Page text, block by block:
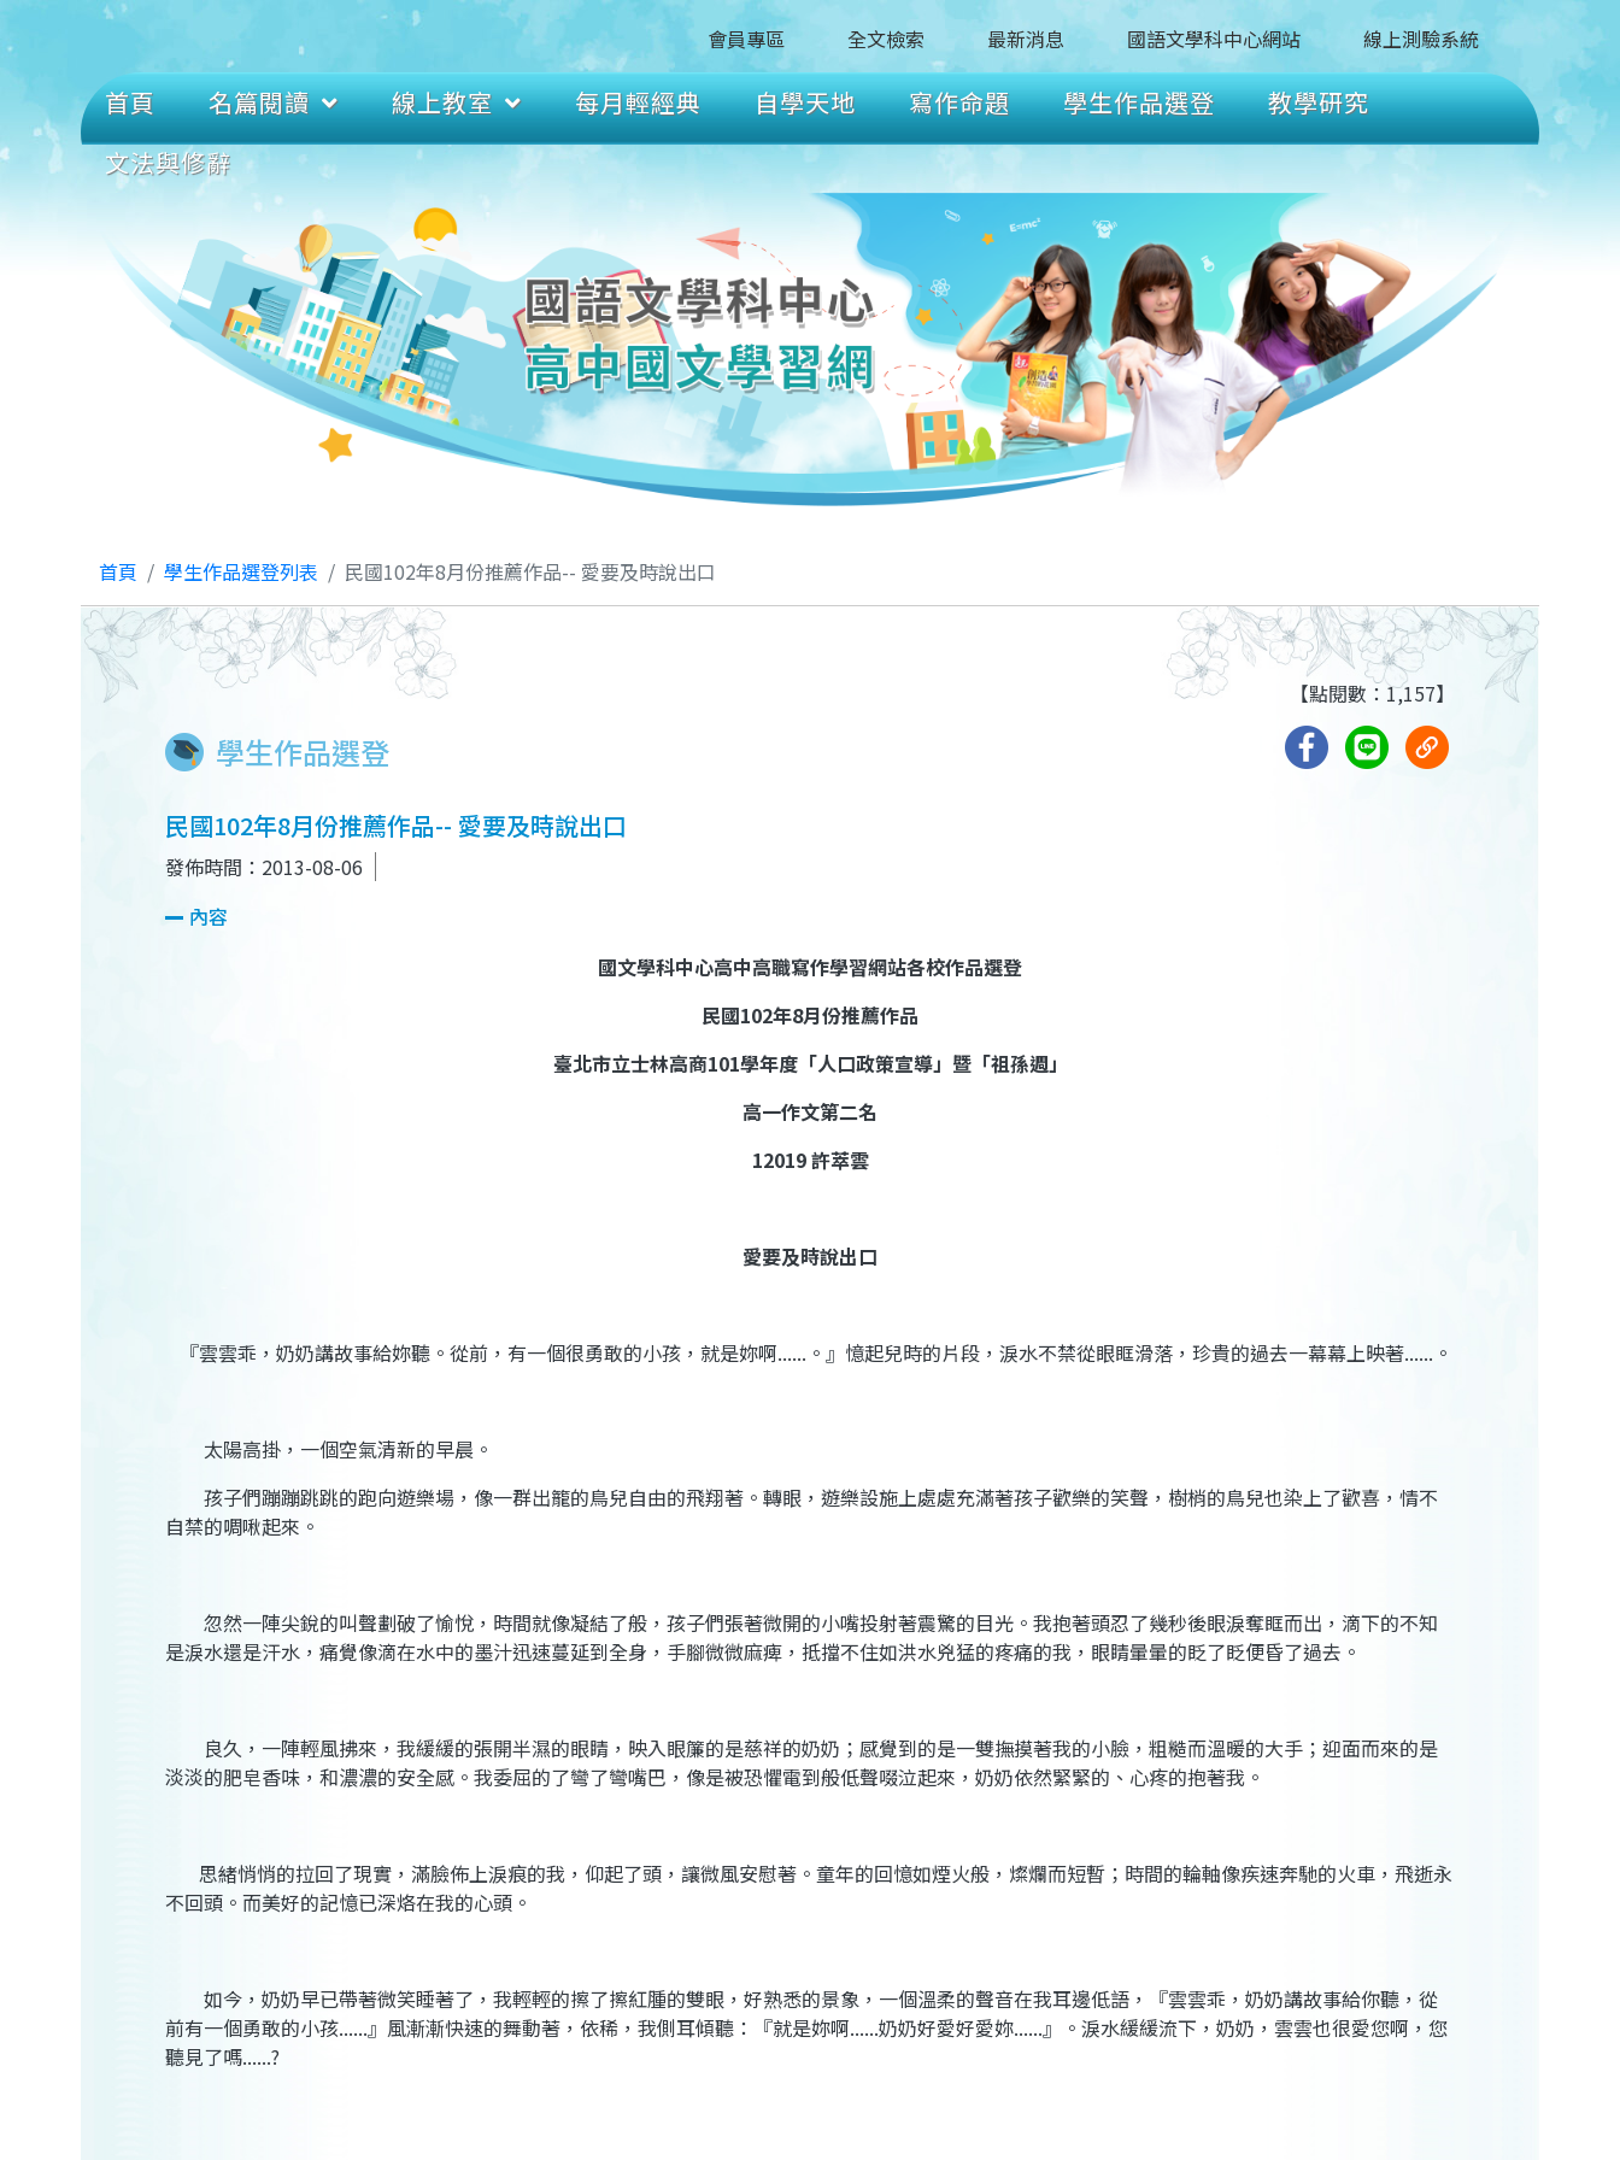
會員專區 全文檢索 最新消息 國語文學科中心網站 線上測驗系統
首頁 名篇閱讀 線上教室 每月輕經典 自學天地 寫作命題 學生作品選登
教學研究
文法與修辭
首頁 學生作品選登列表 民國102年8月份推薦作品-- 愛要及時說出口
學生作品選登
【點閱數：1,157】
民國102年8月份推薦作品-- 愛要及時說出口
發佈時間：2013-08-06
內容
國文學科中心高中高職寫作學習網站各校作品選登
民國102年8月份推薦作品
臺北市立士林高商101學年度「人口政策宣導」暨「祖孫週」
高一作文第二名
12019許萃雲
愛要及時說出口
『雲雲乖，奶奶講故事給妳聽。從前，有一個很勇敢的小孩，就是妳啊...... 。』憶起兒時的片段，淚水不禁從眼眶滑落，珍貴的過去一幕幕上映著...... 。
太陽高掛，一個空氣清新的早晨。
孩子們蹦蹦跳跳的跑向遊樂場，像一群出籠的鳥兒自由的飛翔著。轉眼，遊樂設施上處處充滿著孩子歡樂的笑聲，樹梢的鳥兒也染上了歡喜，情不
自禁的啁啾起來。
忽然一陣尖銳的叫聲劃破了愉悅，時間就像凝結了般，孩子們張著微開的小嘴投射著震驚的目光。我抱著頭忍了幾秒後眼淚奪眶而出，滴下的不知
是淚水還是汗水，痛覺像滴在水中的墨汁迅速蔓延到全身，手腳微微麻痺，抵擋不住如洪水兇猛的疼痛的我，眼睛暈暈的眨了眨便昏了過去。
良久，一陣輕風拂來，我緩緩的張開半濕的眼睛，映入眼簾的是慈祥的奶奶；感覺到的是一雙撫摸著我的小臉，粗糙而溫暖的大手；迎面而來的是
淡淡的肥皂香味，和濃濃的安全感。我委屈的了彎了彎嘴巴，像是被恐懼電到般低聲啜泣起來，奶奶依然緊緊的、心疼的抱著我。
思緒悄悄的拉回了現實，滿臉佈上淚痕的我，仰起了頭，讓微風安慰著。童年的回憶如煙火般，燦爛而短暫；時間的輪軸像疾速奔馳的火車，飛逝永
不回頭。而美好的記憶已深烙在我的心頭。
如今，奶奶早已帶著微笑睡著了，我輕輕的擦了擦紅腫的雙眼，好熟悉的景象，一個溫柔的聲音在我耳邊低語，『雲雲乖，奶奶講故事給你聽，從
前有一個勇敢的小孩......』風漸漸快速的舞動著，依稀，我側耳傾聽：『就是妳啊......奶奶好愛好愛妳......』。淚水緩緩流下，奶奶，雲雲也很愛您啊，您
聽見了嗎......?